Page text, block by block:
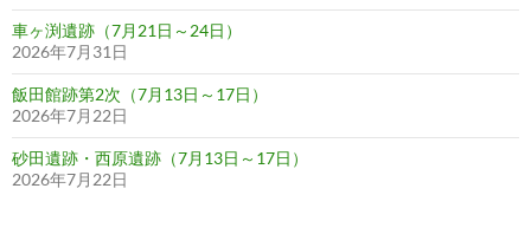
車ヶ渕遺跡（7月21日～24日）
2026年7月31日
飯田館跡第2次（7月13日～17日）
2026年7月22日
砂田遺跡・西原遺跡（7月13日～17日）
2026年7月22日